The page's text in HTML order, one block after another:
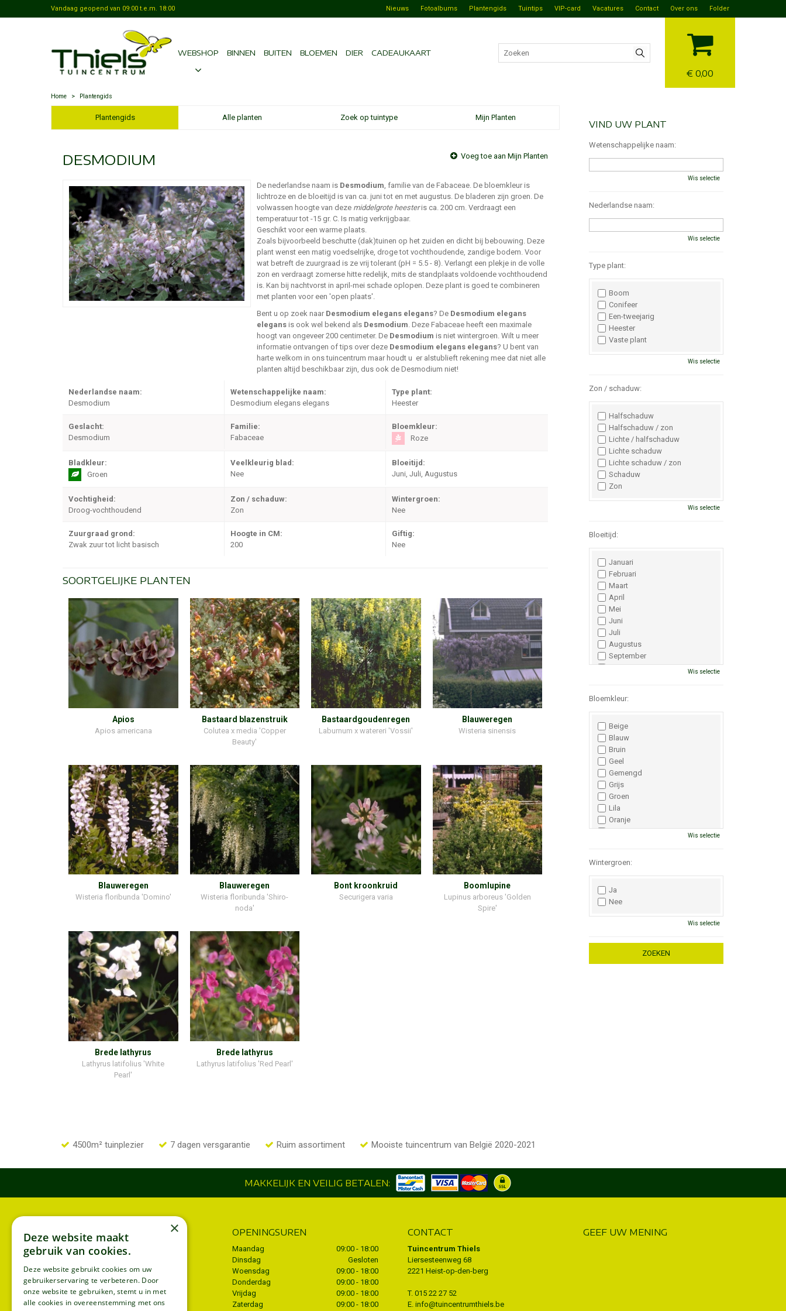
Home > Plantengids
Vandaag geopend van 09:00 t.e.m. 18:00
€ 0,00
Nieuws Fotoalbums Plantengids Tuintips VIP-card Vacatures Contact Over ons Folder
WEBSHOP BINNEN BUITEN BLOEMEN DIER CADEAUKAART
Plantengids Alle planten Zoek op tuintype Mijn Planten
DESMODIUM Voeg toe aan Mijn Planten
De nederlandse naam is Desmodium, familie van de Fabaceae. De bloemkleur is
lichtroze en de bloeitijd is van ca. juni tot en met augustus. De bladeren zijn groen. De
volwassen hoogte van deze middelgrote heesteris ca. 200 cm. Verdraagt een
temperatuur tot -15 gr. C. Is matig verkrijgbaar.
Geschikt voor een warme plaats.
Zoals bijvoorbeeld beschutte (dak)tuinen op het zuiden en dicht bij bebouwing. Deze
plant wenst een matig voedselrijke, droge tot vochthoudende, zandige bodem. Voor
wat betreft de zuurgraad is ze vrij tolerant (pH = 5.5 - 8). Verlangt een plekje in de volle
zon en verdraagt zomerse hitte redelijk, mits de standplaats voldoende vochthoudend
is. Kan bij nachtvorst in april-mei schade oplopen. Deze plant is goed te combineren
met planten voor een 'open plaats'.
Bent u op zoek naar Desmodium elegans elegans? De Desmodium elegans
elegans is ook wel bekend als Desmodium. Deze Fabaceae heeft een maximale
hoogt van ongeveer 200 centimeter. De Desmodium is niet wintergroen. Wilt u meer
informatie ontvangen of tips over deze Desmodium elegans elegans? U bent van
harte welkom in ons tuincentrum maar houdt u er alstublieft rekening mee dat niet alle
planten altijd beschikbaar zijn, dus ook de Desmodium niet!
Nederlandse naam:
Desmodium
Wetenschappelijke naam:
Desmodium elegans elegans
Type plant:
Heester
Geslacht:
Desmodium
Familie:
Fabaceae
Bloemkleur:
Roze
Bladkleur:
Groen
Veelkleurig blad:
Nee
Bloeitijd:
Juni, Juli, Augustus
Vochtigheid:
Droog-vochthoudend
Zon / schaduw:
Zon
Wintergroen:
Nee
Zuurgraad grond:
Zwak zuur tot licht basisch
Hoogte in CM:
200
Giftig:
Nee
SOORTGELIJKE PLANTEN
Apios
Apios americana
Bastaard blazenstruik
Colutea x media 'Copper
Beauty'
Bastaardgoudenregen
Laburnum x watereri 'Vossii'
Blauweregen
Wisteria sinensis
Blauweregen
Wisteria floribunda 'Domino'
Blauweregen
Wisteria floribunda 'Shiro-
noda'
Bont kroonkruid
Securigera varia
Boomlupine
Lupinus arboreus 'Golden
Spire'
Brede lathyrus
Lathyrus latifolius 'White
Pearl'
Brede lathyrus
Lathyrus latifolius 'Red Pearl'
4500m² tuinplezier 7 dagen versgarantie Ruim assortiment Mooiste tuincentrum van België 2020-2021
VIND UW PLANT
Wetenschappelijke naam:
Wis selectie
Nederlandse naam:
Wis selectie
Type plant:
Boom
Conifeer
Een-tweejarig
Heester
Vaste plant
Wis selectie
Zon / schaduw:
Halfschaduw
Halfschaduw / zon
Lichte / halfschaduw
Lichte schaduw
Lichte schaduw / zon
Schaduw
Zon
Wis selectie
Bloeitijd:
Januari
Februari
Maart
April
Mei
Juni
Juli
Augustus
September
Oktober
Wis selectie
Bloemkleur:
Beige
Blauw
Bruin
Geel
Gemengd
Grijs
Groen
Lila
Oranje
Paars
Wit
Zwart
Wis selectie
Wintergroen:
Ja
Nee
Wis selectie
MAKKELIJK EN VEILIG BETALEN:
INFORMATIE
Algemene voorwaarden
Privacy policy
Disclaimer
Bezorgen
OPENINGSUREN
Maandag
09:00 - 18:00
Dinsdag
Gesloten
Woensdag
09:00 - 18:00
Donderdag
09:00 - 18:00
Vrijdag
09:00 - 18:00
Zaterdag
09:00 - 18:00
CONTACT
Tuincentrum Thiels
Liersesteenweg 68
2221 Heist-op-den-berg
T. 015 22 27 52
E. info@tuincentrumthiels.be
GEEF UW MENING
×
Deze website maakt
gebruik van cookies.
Deze website gebruikt cookies om uw
gebruikerservaring te verbeteren. Door
onze website te gebruiken, stemt u in met
alle cookies in overeenstemming met ons